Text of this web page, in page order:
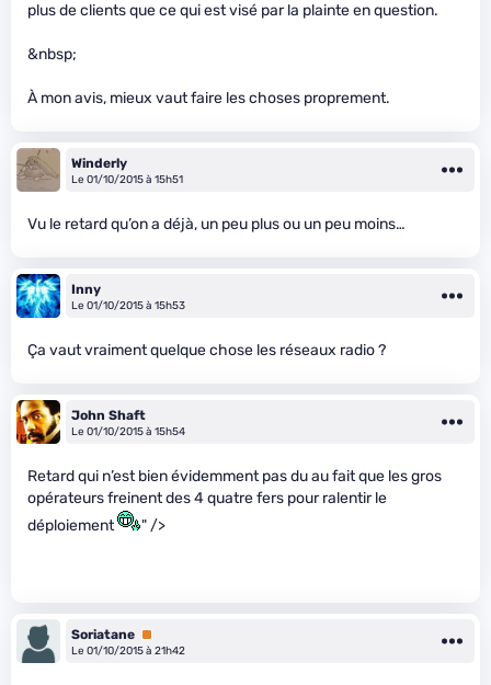
plus de clients que ce qui est visé par la plainte en question.
&nbsp;
À mon avis, mieux vaut faire les choses proprement.
Winderly
Le 01/10/2015 à 15h51
Vu le retard qu’on a déjà, un peu plus ou un peu moins…
Inny
Le 01/10/2015 à 15h53
Ça vaut vraiment quelque chose les réseaux radio ?
John Shaft
Le 01/10/2015 à 15h54
Retard qui n’est bien évidemment pas du au fait que les gros
opérateurs freinent des 4 quatre fers pour ralentir le
déploiement
" />
Soriatane Premium
Le 01/10/2015 à 21h42